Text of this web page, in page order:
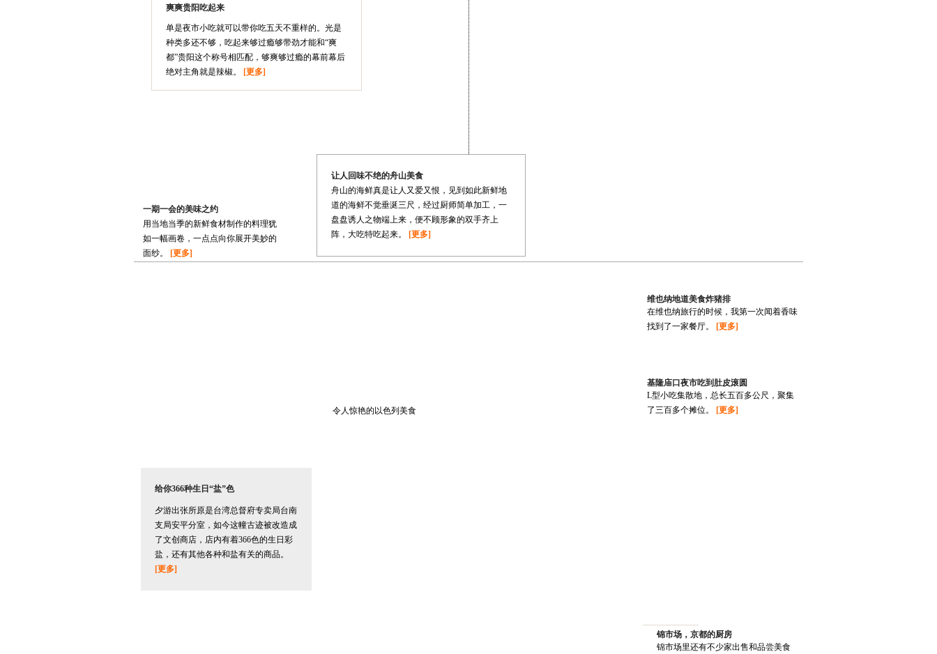
爽爽贵阳吃起来
单是夜市小吃就可以带你吃五天不重样的。光是
种类多还不够，吃起来够过瘾够带劲才能和“爽
都”贵阳这个称号相匹配，够爽够过瘾的幕前幕后
绝对主角就是辣椒。
[更多]
一期一会的美味之约
用当地当季的新鲜食材制作的料理犹
如一幅画卷，一点点向你展开美妙的
面纱。
[更多]
令人惊艳的以色列美食
让人回味不绝的舟山美食
舟山的海鲜真是让人又爱又恨，见到如此新鲜地
道的海鲜不觉垂涎三尺，经过厨师简单加工，一
盘盘诱人之物端上来，便不顾形象的双手齐上
阵，大吃特吃起来。
[更多]
维也纳地道美食炸猪排
在维也纳旅行的时候，我第一次闻着香味
找到了一家餐厅。
[更多]
基隆庙口夜市吃到肚皮滚圆
L型小吃集散地，总长五百多公尺，聚集
了三百多个摊位。
[更多]
给你366种生日“盐”色
夕游出张所原是台湾总督府专卖局台南
支局安平分室，如今这幢古迹被改造成
了文创商店，店内有着366色的生日彩
盐，还有其他各种和盐有关的商品。
[更多]
锦市场，京都的厨房
锦市场里还有不少家出售和品尝美食